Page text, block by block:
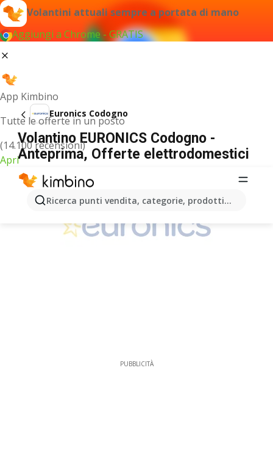
Volantini attuali sempre a portata di mano
Aggiungi a Chrome - GRATIS
App Kimbino
Tutte le offerte in un posto
(14.100 recensioni)
Apri
Ricerca punti vendita, categorie, prodotti...
Euronics Codogno
Volantino EURONICS Codogno -
Anteprima, Offerte elettrodomestici
PUBBLICITÀ